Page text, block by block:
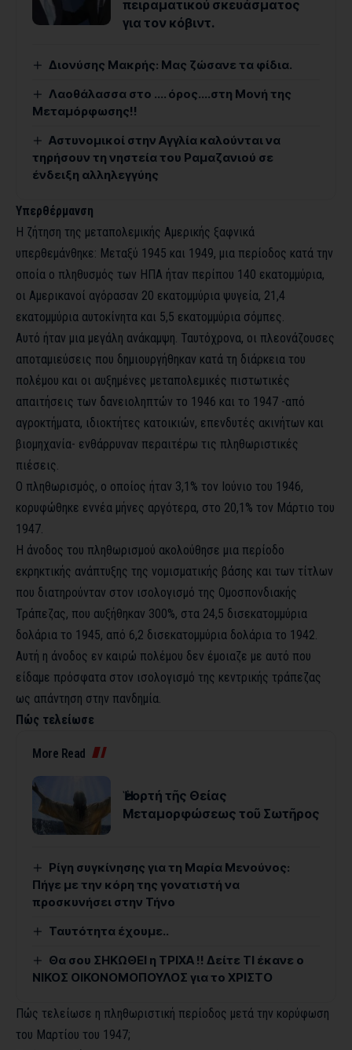
πειραματικού σκευάσματος
για τον κόβιντ.
Διονύσης Μακρής: Μας ζώσανε τα φίδια.
Λαοθάλασσα στο …. όρος….στη Μονή της
Μεταμόρφωσης!!
Αστυνομικοί στην Αγγλία καλούνται να
τηρήσουν τη νηστεία του Ραμαζανιού σε
ένδειξη αλληλεγγύης
Υπερθέρμανση
Η ζήτηση της μεταπολεμικής Αμερικής ξαφνικά
υπερθεμάνθηκε: Μεταξύ 1945 και 1949, μια περίοδος κατά την
οποία ο πληθυσμός των ΗΠΑ ήταν περίπου 140 εκατομμύρια,
οι Αμερικανοί αγόρασαν 20 εκατομμύρια ψυγεία, 21,4
εκατομμύρια αυτοκίνητα και 5,5 εκατομμύρια σόμπες.
Αυτό ήταν μια μεγάλη ανάκαμψη. Ταυτόχρονα, οι πλεονάζουσες
αποταμιεύσεις που δημιουργήθηκαν κατά τη διάρκεια του
πολέμου και οι αυξημένες μεταπολεμικές πιστωτικές
απαιτήσεις των δανειοληπτών το 1946 και το 1947 -από
αγροκτήματα, ιδιοκτήτες κατοικιών, επενδυτές ακινήτων και
βιομηχανία- ενθάρρυναν περαιτέρω τις πληθωριστικές
πιέσεις.
Ο πληθωρισμός, ο οποίος ήταν 3,1% τον Ιούνιο του 1946,
κορυφώθηκε εννέα μήνες αργότερα, στο 20,1% τον Μάρτιο του
1947.
Η άνοδος του πληθωρισμού ακολούθησε μια περίοδο
εκρηκτικής ανάπτυξης της νομισματικής βάσης και των τίτλων
που διατηρούνταν στον ισολογισμό της Ομοσπονδιακής
Τράπεζας, που αυξήθηκαν 300%, στα 24,5 δισεκατομμύρια
δολάρια το 1945, από 6,2 δισεκατομμύρια δολάρια το 1942.
Αυτή η άνοδος εν καιρώ πολέμου δεν έμοιαζε με αυτό που
είδαμε πρόσφατα στον ισολογισμό της κεντρικής τράπεζας
ως απάντηση στην πανδημία.
Πώς τελείωσε
More Read
Ἡ ἑορτή τῆς Θείας
Μεταμορφώσεως τοῦ Σωτῆρος
Ρίγη συγκίνησης για τη Μαρία Μενούνος:
Πήγε με την κόρη της γονατιστή να
προσκυνήσει στην Τήνο
Ταυτότητα έχουμε..
Θα σου ΣΗΚΩΘΕΙ η ΤΡΙΧΑ !! Δείτε ΤΙ έκανε ο
ΝΙΚΟΣ ΟΙΚΟΝΟΜΟΠΟΥΛΟΣ για το ΧΡΙΣΤΟ
Πώς τελείωσε η πληθωριστική περίοδος μετά την κορύφωση
του Μαρτίου του 1947;